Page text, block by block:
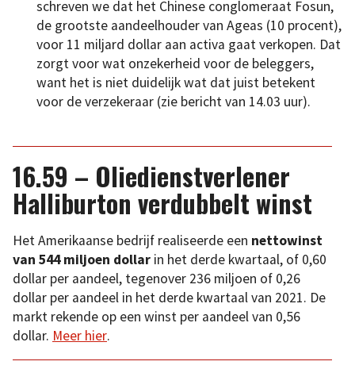
schreven we dat het Chinese conglomeraat Fosun,
de grootste aandeelhouder van Ageas (10 procent),
voor 11 miljard dollar aan activa gaat verkopen. Dat
zorgt voor wat onzekerheid voor de beleggers,
want het is niet duidelijk wat dat juist betekent
voor de verzekeraar (zie bericht van 14.03 uur).
16.59 – Oliedienstverlener
Halliburton verdubbelt winst
Het Amerikaanse bedrijf realiseerde een nettowinst
van 544 miljoen dollar in het derde kwartaal, of 0,60
dollar per aandeel, tegenover 236 miljoen of 0,26
dollar per aandeel in het derde kwartaal van 2021. De
markt rekende op een winst per aandeel van 0,56
dollar. Meer hier.